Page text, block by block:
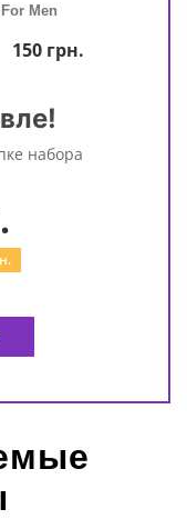
Men
150грн.
набора